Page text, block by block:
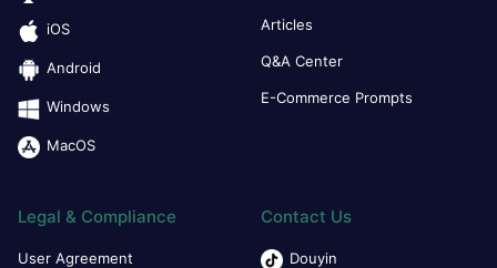
iOS
Android
Windows
MacOS
Articles
Q&A Center
E-Commerce Prompts
Legal & Compliance
User Agreement
Contact Us
Douyin